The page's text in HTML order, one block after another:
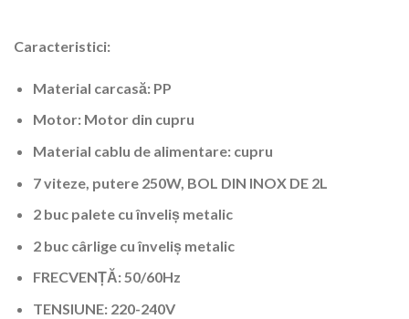
Caracteristici:
Material carcasă: PP
Motor: Motor din cupru
Material cablu de alimentare: cupru
7 viteze, putere 250W, BOL DIN INOX DE 2L
2 buc palete cu înveliș metalic
2 buc cârlige cu înveliș metalic
FRECVENȚĂ: 50/60Hz
TENSIUNE: 220-240V